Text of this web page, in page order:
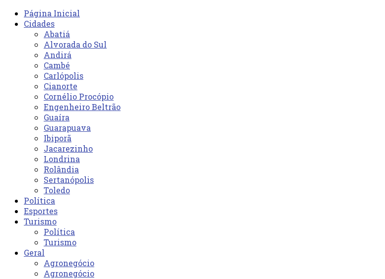
Página Inicial
Cidades
Abatiá
Alvorada do Sul
Andirá
Cambé
Carlópolis
Cianorte
Cornélio Procópio
Engenheiro Beltrão
Guaíra
Guarapuava
Ibiporã
Jacarezinho
Londrina
Rolândia
Sertanópolis
Toledo
Política
Esportes
Turismo
Política
Turismo
Geral
Agronegócio
Agronegócio